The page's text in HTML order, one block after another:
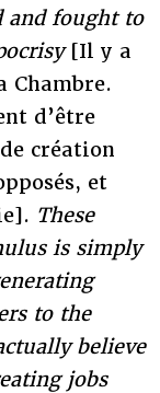
and fought to
[Il y a
Chambre.
d’être
création
et
These
is simply
to the
believe
jobs